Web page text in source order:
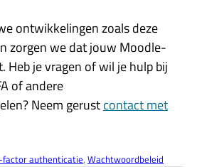
ontwikkelingen zoals deze
zorgen we dat jouw Moodle-
Heb je vragen of wil je hulp bij
of andere
Neem gerustcontact met
authenticatie, Wachtwoordbeleid